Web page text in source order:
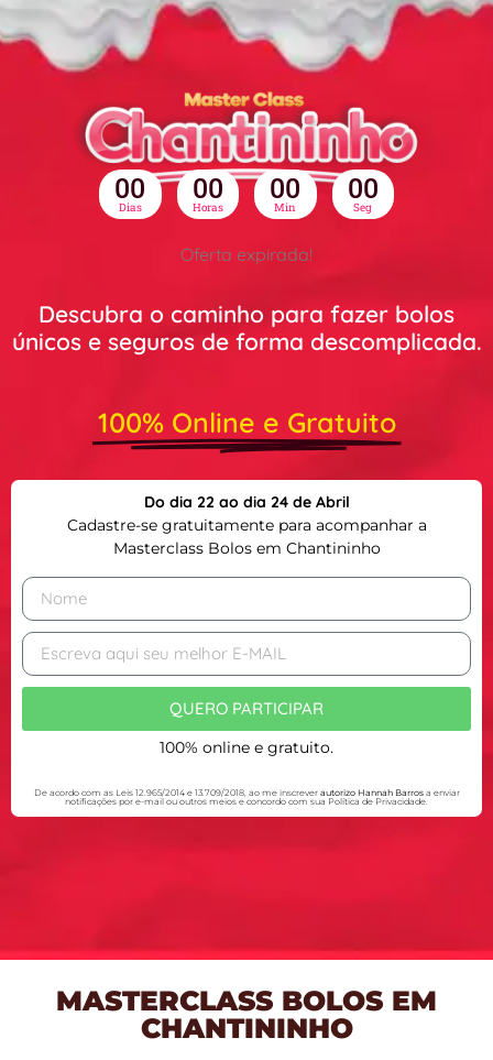
00
Dias
00
Horas
00
Min
00
Seg
Oferta expirada!
Descubra o caminho para fazer bolos
únicos e seguros de forma descomplicada.
100% Online e Gratuito
Do dia 22 ao dia 24 de Abril
Cadastre-se gratuitamente para acompanhar a
Masterclass Bolos em Chantininho
QUERO PARTICIPAR
100% online e gratuito.
De acordo com as Leis 12.965/2014 e 13.709/2018, ao me inscrever autorizo Hannah Barrosa enviar
notificações por e-mail ou outros meios e concordo com sua Política de Privacidade.
MASTERCLASS BOLOS EM
CHANTININHO